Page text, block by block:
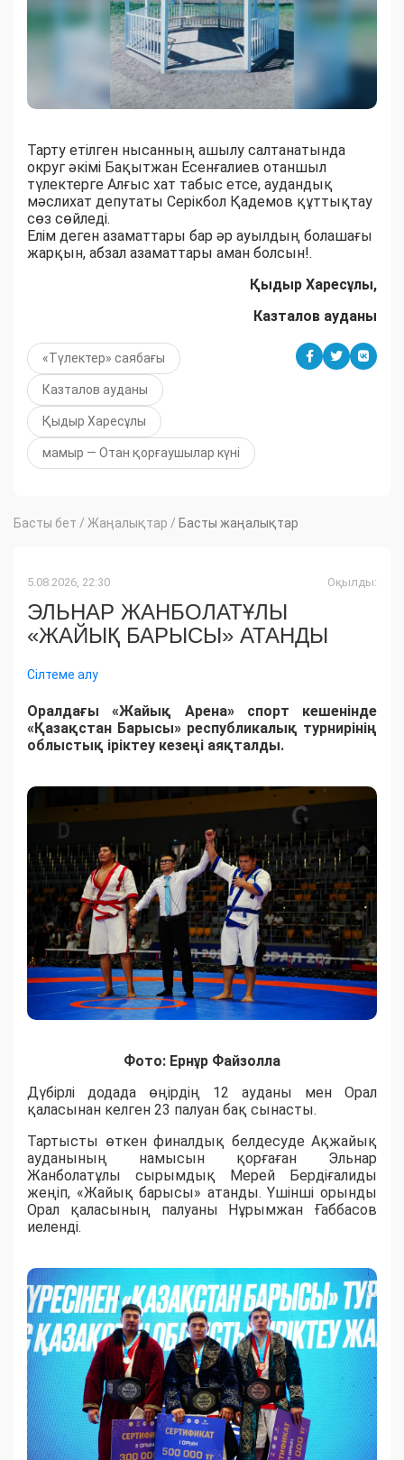
Тарту етілген нысанның ашылу салтанатында
округ әкімі Бақытжан Есенғалиев отаншыл
түлектерге Алғыс хат табыс етсе, аудандық
мәслихат депутаты Серікбол Қадемов құттықтау
сөз сөйледі.
Елім деген азаматтары бар әр ауылдың болашағы
жарқын, абзал азаматтары аман болсын!.
Қыдыр Харесұлы,
Казталов ауданы
«Түлектер» саябағы
Казталов ауданы
Қыдыр Харесұлы
мамыр — Отан қорғаушылар күні
Басты бет / Жаңалықтар / Басты жаңалықтар
5.08.2026, 22:30 Оқылды:
ЭЛЬНАР ЖАНБОЛАТҰЛЫ
«ЖАЙЫҚ БАРЫСЫ» АТАНДЫ
Сілтеме алу
Оралдағы «Жайық Арена» спорт кешенінде
«Қазақстан Барысы» республикалық турнирінің
облыстық іріктеу кезеңі аяқталды.
Фото: Ернұр Файзолла
Дүбірлі додада өңірдің 12 ауданы мен Орал
қаласынан келген 23 палуан бақ сынасты.
​Тартысты өткен финалдық белдесуде Ақжайық
ауданының намысын қорғаған Эльнар
Жанболатұлы сырымдық Мерей Бердіғалиды
жеңіп, «Жайық барысы» атанды. Үшінші орынды
Орал қаласының палуаны Нұрымжан Ғаббасов
иеленді.